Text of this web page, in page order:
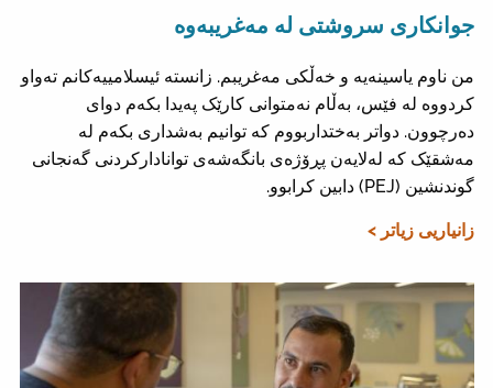
جوانکاری سروشتی لە مەغریبەوە
من ناوم یاسینەیە و خەڵکی مەغریبم. زانستە ئیسلامییەکانم تەواو
کردووە لە فێس، بەڵام نەمتوانی کارێک پەیدا بکەم دوای
دەرچوون. دواتر بەختداربووم کە توانیم بەشداری بکەم لە
مەشقێک کە لەلایەن پڕۆژەی بانگەشەی توانادارکردنی گەنجانی
گوندنشین (PEJ) دابین کرابوو.
زانیاریی زیاتر >